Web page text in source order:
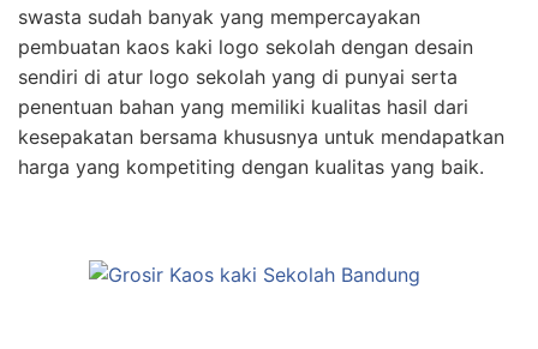
swasta sudah banyak yang mempercayakan
pembuatan kaos kaki logo sekolah dengan desain
sendiri di atur logo sekolah yang di punyai serta
penentuan bahan yang memiliki kualitas hasil dari
kesepakatan bersama khususnya untuk mendapatkan
harga yang kompetiting dengan kualitas yang baik.